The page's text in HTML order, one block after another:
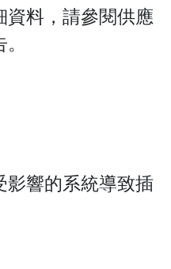
料，請參閱供應
影響的系統導致插